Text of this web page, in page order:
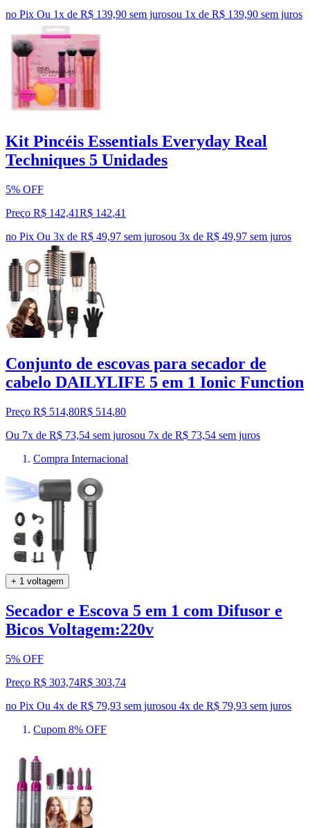
no Pix Ou 1x de R$ 139,90 sem jurosou 1x de R$ 139,90 sem juros
Kit Pincéis Essentials Everyday Real
Techniques 5 Unidades
5% OFF
Preço R$ 142,41R$ 142,41
no Pix Ou 3x de R$ 49,97 sem jurosou 3x de R$ 49,97 sem juros
Conjunto de escovas para secador de
cabelo DAILYLIFE 5 em 1 Ionic Function
Preço R$ 514,80R$ 514,80
Ou 7x de R$ 73,54 sem jurosou 7x de R$ 73,54 sem juros
Compra Internacional
+ 1 voltagem
Secador e Escova 5 em 1 com Difusor e
Bicos Voltagem:220v
5% OFF
Preço R$ 303,74R$ 303,74
no Pix Ou 4x de R$ 79,93 sem jurosou 4x de R$ 79,93 sem juros
Cupom 8% OFF